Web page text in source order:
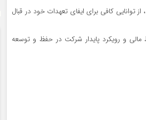
قرار دارند، از توانایی کافی برای ایفای تعهدات خود در قبال
مالی و رویکرد پایدار شرکت در حفظ و توسعه